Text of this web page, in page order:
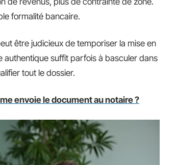
formalité bancaire.
être judicieux de temporiser la mise en
authentique suffit parfois à basculer dans
tout le dossier.
envoie le document au notaire ?